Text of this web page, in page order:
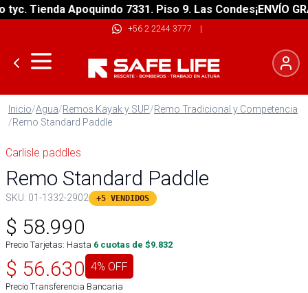
Tienda Apoquindo 7331. Piso 9. Las Condes¡ENVÍO
+56 2 2244 3777 |
Inicio/Agua/Remos Kayak y SUP/Remo Tradicional y Competencia
/Remo Standard Paddle
Carlisle paddles
Remo Standard Paddle
SKU: 01-1332-2902 +5 VENDIDOS
$ 58.990
Precio Tarjetas: Hasta 6 cuotas de $9.832
$ 56.630 4% OFF
Precio Transferencia Bancaria